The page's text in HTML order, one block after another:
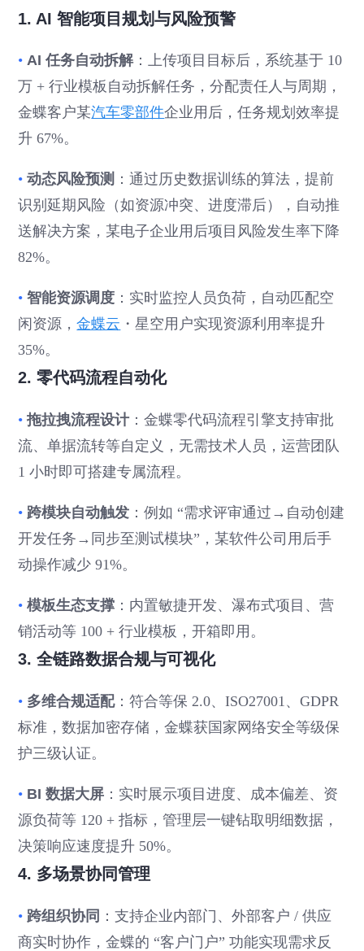
1. AI 智能项目规划与风险预警
•AI 任务自动拆解：上传项目目标后，系统基于 10
万 + 行业模板自动拆解任务，分配责任人与周期，
金蝶客户某汽车零部件企业用后，任务规划效率提
升 67%。
•动态风险预测 ：通过历史数据训练的算法，提前
识别延期风险（如资源冲突、进度滞后），自动推
送解决方案，某电子企业用后项目风险发生率下降
82%。
•智能资源调度 ：实时监控人员负荷，自动匹配空
闲资源，金蝶云 ・星空用户实现资源利用率提升
35%。
2. 零代码流程自动化
•拖拉拽流程设计：金蝶零代码流程引擎支持审批
流、单据流转等自定义，无需技术人员，运营团队
1 小时即可搭建专属流程。
• 跨模块自动触发 ：例如 “需求评审通过→自动创建
开发任务→同步至测试模块”，某软件公司用后手
动操作减少 91%。
•模板生态支撑 ：内置敏捷开发、瀑布式项目、营
销活动等 100 + 行业模板，开箱即用。
3. 全链路数据合规与可视化
• 多维合规适配：符合等保 2.0、ISO27001、GDPR
标准，数据加密存储，金蝶获国家网络安全等级保
护三级认证。
• BI 数据大屏 ：实时展示项目进度、成本偏差、资
源负荷等 120 + 指标，管理层一键钻取明细数据，
决策响应速度提升 50%。
4. 多场景协同管理
• 跨组织协同 ：支持企业内部门、外部客户 / 供应
商实时协作，金蝶的 “客户门户” 功能实现需求反